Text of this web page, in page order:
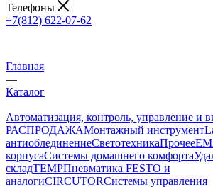
Телефоны
+7(812) 622-07-62
Главная
—
Каталог
—
Автоматизация, контроль, управление и
РАСПРОДАЖАМонтажный инструмент
антиоблединениеСветотехникаПрочее
корпусаСистемы домашнего комфорта
складTEMPПневматика FESTO и
аналогиCIRCUTORСистемы управления